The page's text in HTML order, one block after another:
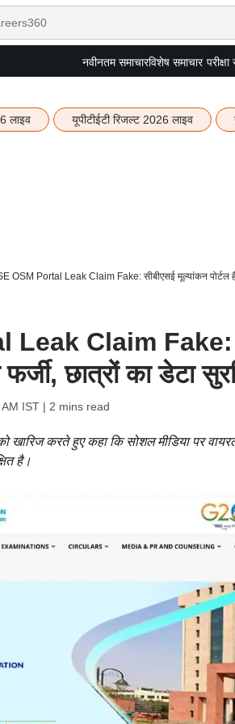
नवीनतम समाचारविशेष समाचार
लाइव यूपीटीईटी रिजल्ट 2026 लाइव
OSM Portal Leak Claim Fake: सीबीएसई मूल्यांकन पोर्टल हैक
Claim Fake:
छात्रों का डेटा
IST| 2 mins read
खारिज करते हुए कहा कि सोशल मीडिया पर
है।